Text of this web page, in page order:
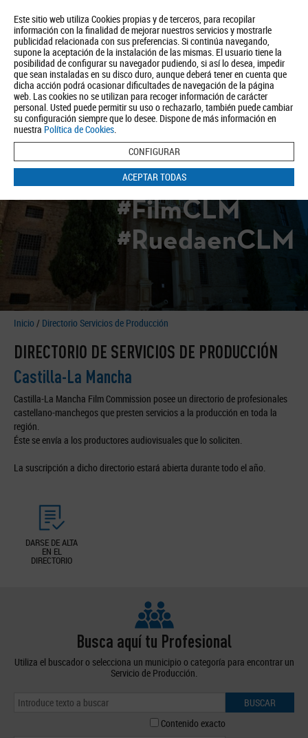
Este sitio web utiliza Cookies propias y de terceros, para recopilar
información con la finalidad de mejorar nuestros servicios y mostrarle
publicidad relacionada con sus preferencias. Si continúa navegando,
supone la aceptación de la instalación de las mismas. El usuario tiene la
posibilidad de configurar su navegador pudiendo, si así lo desea, impedir
que sean instaladas en su disco duro, aunque deberá tener en cuenta que
dicha acción podrá ocasionar dificultades de navegación de la página
web. Las cookies no se utilizan para recoger información de carácter
personal. Usted puede permitir su uso o rechazarlo, también puede cambiar
su configuración siempre que lo desee. Dispone de más información en
nuestra Política de Cookies.
CONFIGURAR
ACEPTAR TODAS
Quiénes somos Turismo Política de Privacidad Aviso Legal
Política de Cookies
BUSCAR
#FilmCLM
#RuedaenCLM
Inicio / Directorio Servicios de Producción
DIRECTORIO DE SERVICIOS DE PRODUCCIÓN
Castilla-La Mancha
Castilla-La Mancha Film Commission posee un directorio de profesionales
castellano-manchegos que presten servicios a la producción en toda la
región.
Éste se envía a los productores audiovisuales que lo soliciten.
La suscripción a dicho directorio estará abierta durante todo el año.
DARSE DE ALTA
EN EL
DIRECTORIO
Busca aquí tu Profesional
Utiliza el buscador o selecciona un municipio o categoría para encontrar un
Servicio de Producción.
BUSCAR
Contenido exacto